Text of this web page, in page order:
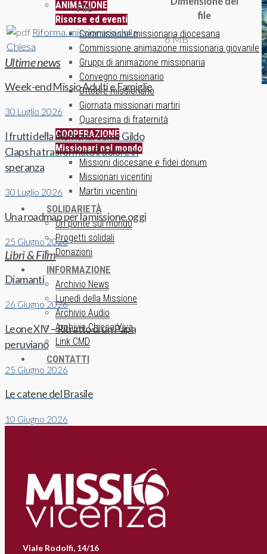
ANIMAZIONE
Risorse ed eventi
Commissione missionaria diocesana
Commissione animazione missionaria giovanile
Gruppi di animazione missionaria
Convegno missionario
Ottobre missionario
Giornata missionari martiri
Quaresima di fraternità
COOPERAZIONE
Missionari nel mondo
Missioni diocesane e fidei donum
Missionari vicentini
Martiri vicentini
SOLIDARIETÀ
Un ponte sul mondo
Progetti solidali
Donazioni
INFORMAZIONE
Archivio News
Lunedì della Missione
Archivio Audio
Archivio Chiesa Viva
Link CMD
CONTATTI
File
file
Riforma. missionaria della
Chiesa
6 MB
Ultime news
Week-end Missio Adulti e Famiglie
30 Luglio 2026
I frutti della memoria: come Gildo
Claps ha trasformato il dolore in
speranza
30 Luglio 2026
Una roadmap per la missione oggi
25 Giugno 2026
Libri & Film
Diamanti
26 Giugno 2026
Leone XIV – Ritratto di un Papa
peruviano
25 Giugno 2026
Le catene del Brasile
10 Giugno 2026
Viale Rodolfi, 14/16